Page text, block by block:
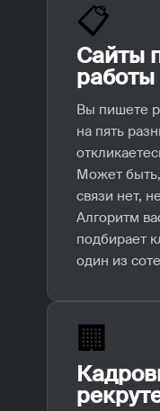
📋
Сайты
работы
Вы пишете
на пять
Может быть,
связи нет,
Алгоритм
подбирает
один из
🏢